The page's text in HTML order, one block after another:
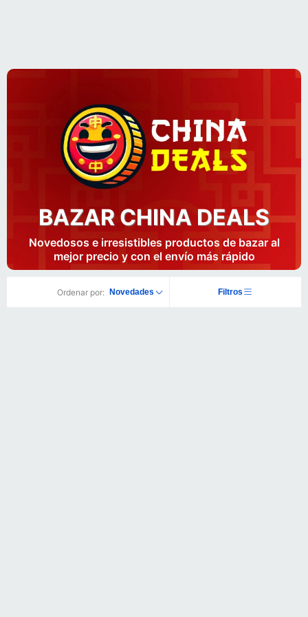
BAZAR CHINA DEALS
Novedosos e irresistibles productos de bazar al
mejor precio y con el envío más rápido
Ordenar por: Novedades Filtros